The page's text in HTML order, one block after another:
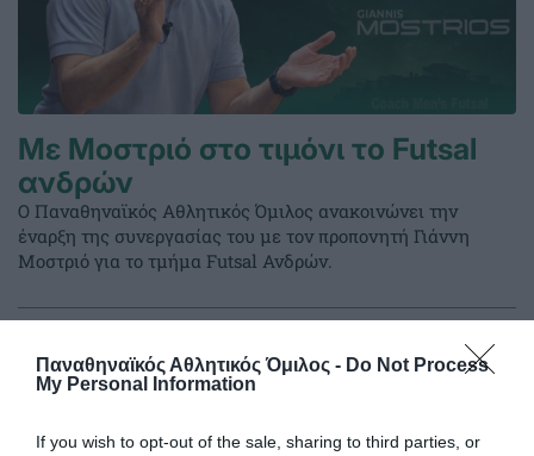
Παναθηναϊκός Αθλητικός Όμιλος - Do Not Process
My Personal Information
If you wish to opt-out of the sale, sharing to third parties, or
Με Μοστριό στο τιμόνι το Futsal
ανδρών
Ο Παναθηναϊκός Αθλητικός Όμιλος ανακοινώνει την
έναρξη της συνεργασίας του με τον προπονητή Γιάννη
Μοστριό για το τμήμα Futsal Ανδρών.